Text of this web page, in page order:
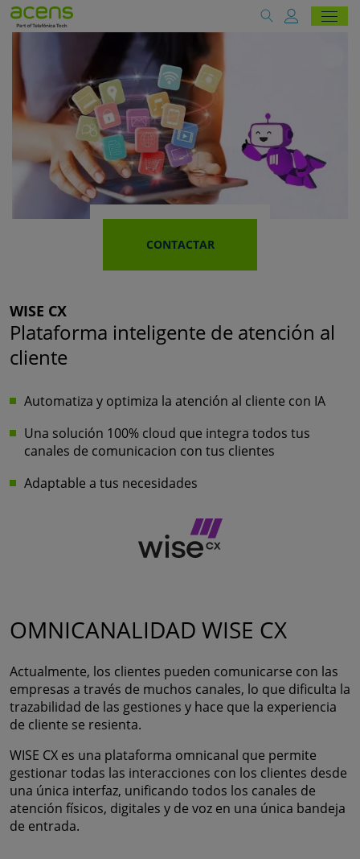
CONTACTAR
WISE CX
Plataforma inteligente de atención al
cliente
Automatiza y optimiza la atención al cliente con IA
Una solución 100% cloud que integra todos tus
canales de comunicacion con tus clientes
Adaptable a tus necesidades
OMNICANALIDAD WISE CX
Actualmente, los clientes pueden comunicarse con las
empresas a través de muchos canales, lo que dificulta la
trazabilidad de las gestiones y hace que la experiencia
de cliente se resienta.
WISE CX es una plataforma omnicanal que permite
gestionar todas las interacciones con los clientes desde
una única interfaz, unificando todos los canales de
atención físicos, digitales y de voz en una única bandeja
de entrada.